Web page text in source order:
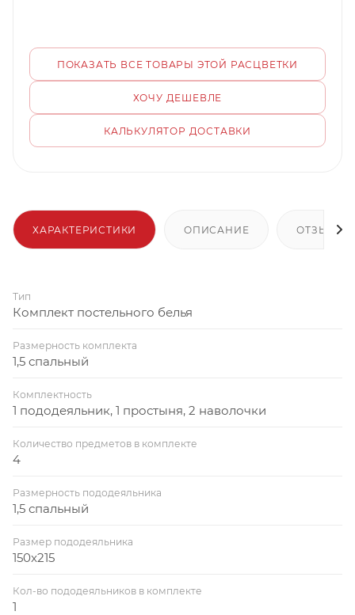
ПОКАЗАТЬ ВСЕ ТОВАРЫ ЭТОЙ РАСЦВЕТКИ
ХОЧУ ДЕШЕВЛЕ
КАЛЬКУЛЯТОР ДОСТАВКИ
ХАРАКТЕРИСТИКИ ОПИСАНИЕ ОТЗЫВЫ
Тип
Комплект постельного белья
Размерность комплекта
1,5 спальный
Комплектность
1 пододеяльник, 1 простыня, 2 наволочки
Количество предметов в комплекте
4
Размерность пододеяльника
1,5 спальный
Размер пододеяльника
150x215
Кол-во пододеяльников в комплекте
1